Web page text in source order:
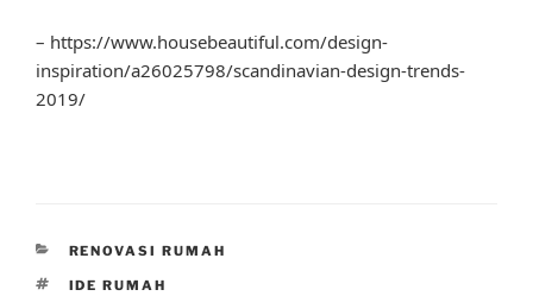
– https://www.housebeautiful.com/design-
inspiration/a26025798/scandinavian-design-trends-
2019/
CATEGORIES
RENOVASI RUMAH
TAGS
IDE RUMAH